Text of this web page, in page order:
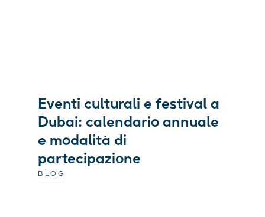
Eventi culturali e festival a
Dubai: calendario annuale
e modalità di
partecipazione
BLOG